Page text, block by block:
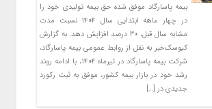
بیمه پاسارگاد موفق شده حق بیمه تولیدی خود را
در چهار ماهه ابتدایی سال ۱۴۰۴ نسبت مدت
مشابه سال قبل، ۳۰ درصد افزایش دهد. به گزارش
کیوسک‌خبر به نقل از روابط عمومی بیمه پاسارگاد،
شرکت بیمه پاسارگاد در تیرماه ۱۴۰۴، با ادامه روند
رشد خود در بازار بیمه کشور، موفق به ثبت رکورد
جدیدی در […]